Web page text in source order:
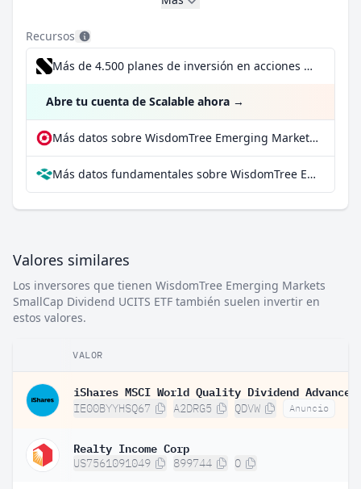
Recursos
Más de 4.500 planes de inversión en acciones desde 1 €
Abre tu cuenta de Scalable ahora →
Más datos sobre WisdomTree Emerging Markets SmallCap Dividend UCITS ETF en extraETF
Más datos fundamentales sobre WisdomTree Emerging Markets SmallCap Dividend UCITS ETF en Parqet
Valores similares
Los inversores que tienen WisdomTree Emerging Markets
SmallCap Dividend UCITS ETF también suelen invertir en
estos valores.
VALOR
IE00BYYHSQ67 A2DRG5 QDVW Anuncio
Realty Income Corp
US7561091049 899744 O